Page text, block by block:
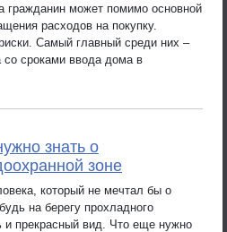
гражданин может помимо основной
расходов на покупку.
Самый главный среди них –
со сроками ввода дома в
знать о
зоне
который не мечтал бы о
на берегу прохладного
и прекрасный вид. Что еще нужно